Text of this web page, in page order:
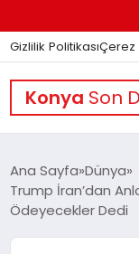
Gizlilik PolitikasıÇerez
Konya Son
GÜNDEM
Ana Sayfa Dünya
Trump İran’dan
Ödeyecekler Dedi